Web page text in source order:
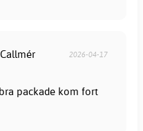
2026-04-17
packade kom fort